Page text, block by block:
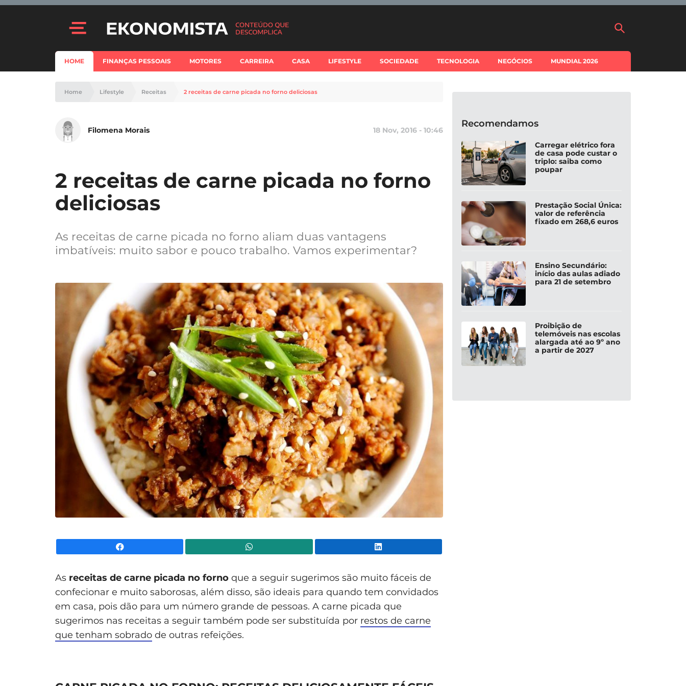
HOME FINANÇAS PESSOAIS MOTORES CARREIRA CASA LIFESTYLE SOCIEDADE TECNOLOGIA NEGÓCIOS MUNDIAL 2026
Home Lifestyle Receitas 2 receitas de carne picada no forno deliciosas
Filomena Morais 18 Nov, 2016 - 10:46
2 receitas de carne picada no forno
deliciosas
As receitas de carne picada no forno aliam duas vantagens
imbatíveis: muito sabor e pouco trabalho. Vamos experimentar?
As receitas de carne picada no forno que a seguir sugerimos são muito fáceis de
confecionar e muito saborosas, além disso, são ideais para quando tem convidados
em casa, pois dão para um número grande de pessoas. A carne picada que
sugerimos nas receitas a seguir também pode ser substituída por restos de carne
que tenham sobrado de outras refeições.
Recomendamos
Carregar elétrico fora
de casa pode custar o
triplo: saiba como
poupar
Prestação Social Única:
valor de referência
fixado em 268,6 euros
Ensino Secundário:
início das aulas adiado
para 21 de setembro
Proibição de
telemóveis nas escolas
alargada até ao 9º ano
a partir de 2027